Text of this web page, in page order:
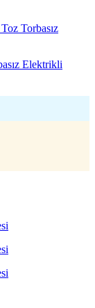
Elektrikli